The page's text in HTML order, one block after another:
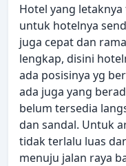
Hotel yang
untuk hotelnya
juga cepat dan
lengkap, disini
ada posisinya yg
ada juga yang
belum tersedia
dan sandal. Untuk
tidak terlalu luas
menuju jalan raya